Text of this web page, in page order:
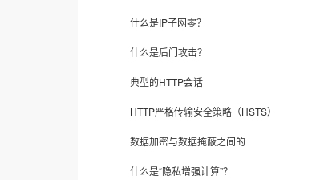
什么是IP子网零？
什么是后门攻击？
典型的HTTP会话
HTTP严格传输安全策略（HSTS）
数据加密与数据掩蔽之间的
什么是“隐私增强计算”？